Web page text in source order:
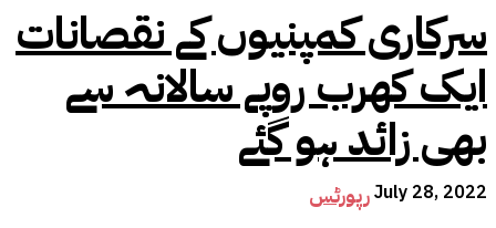
سرکاری کمپنیوں کے نقصانات
ایک کھرب روپے سالانہ سے
بھی زائد ہو گئے
رپورٹسJuly 28, 2022